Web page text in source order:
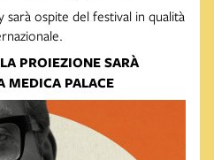
sarà ospite del festival in qualità
PROIEZIONE SARÀ
MEDICA PALACE